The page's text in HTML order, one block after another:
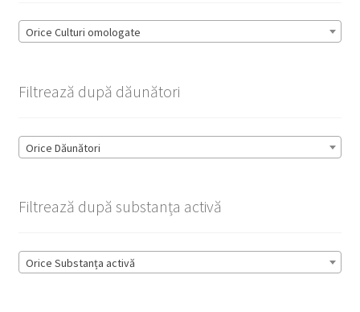
Orice Culturi omologate
Filtrează după dăunători
Orice Dăunători
Filtrează după substanța activă
Orice Substanța activă